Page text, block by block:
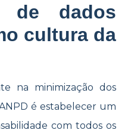
de dados
cultura da
na minimização dos
é estabelecer um
com todos os